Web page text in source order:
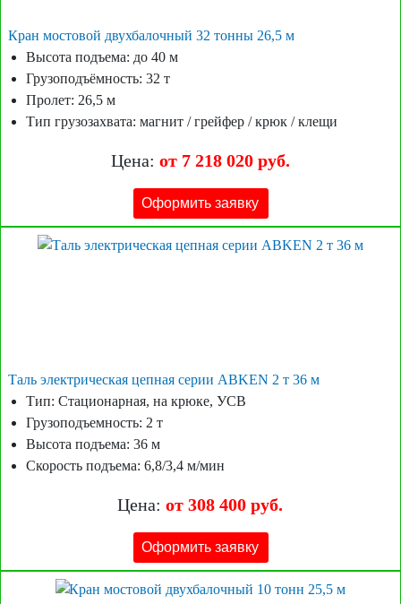
Кран мостовой двухбалочный 32 тонны 26,5 м
Высота подъема: до 40 м
Грузоподъёмность: 32 т
Пролет: 26,5 м
Тип грузозахвата: магнит / грейфер / крюк / клещи
Цена: от 7 218 020 руб.
Оформить заявку
Таль электрическая цепная серии ABKEN 2 т 36 м
Тип: Стационарная, на крюке, УСВ
Грузоподъемность: 2 т
Высота подъема: 36 м
Скорость подъема: 6,8/3,4 м/мин
Цена:от 308 400 руб.
Оформить заявку